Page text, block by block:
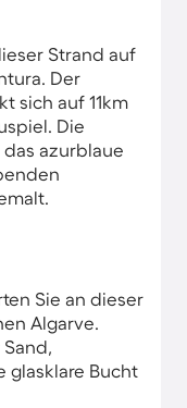
Strand auf
Der
sich auf 11km
Die
azurblaue
Sie an dieser
Algarve.
glasklare Bucht